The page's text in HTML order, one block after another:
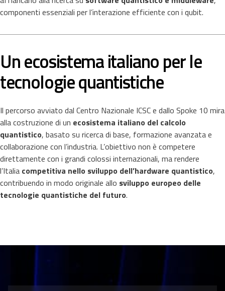
componenti essenziali per l’interazione efficiente con i qubit.
Un ecosistema italiano per le
tecnologie quantistiche
Il percorso avviato dal Centro Nazionale ICSC e dallo Spoke 10 mira
alla costruzione di un ecosistema italiano del calcolo
quantistico, basato su ricerca di base, formazione avanzata e
collaborazione con l’industria. L’obiettivo non è competere
direttamente con i grandi colossi internazionali, ma rendere
l’Italia competitiva nello sviluppo dell’hardware quantistico,
contribuendo in modo originale allo sviluppo europeo delle
tecnologie quantistiche del futuro.